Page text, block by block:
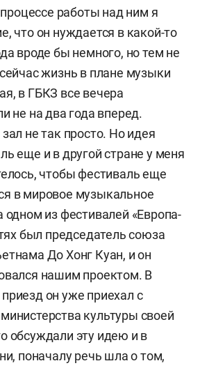
работы над ним я
что он нуждается в какой-то
вроде бы немного, но тем не
жизнь в плане музыки
в ГБКЗ все вечера
не на два года вперед.
не так просто. Но идея
еще и в другой стране у меня
чтобы фестиваль еще
в мировое музыкальное
одном из фестивалей «Европа-
был председатель союза
До Хонг Куан, и он
нашим проектом. В
он уже приехал с
культуры своей
обсуждали эту идею и в
поначалу речь шла о том,